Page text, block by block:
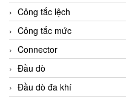
Công tắc lệch
Công tắc mức
Connector
Đầu dò
Đầu dò đa khí